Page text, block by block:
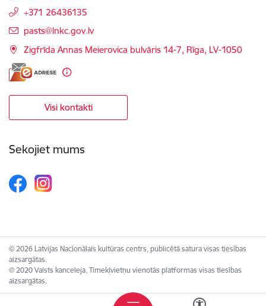
+371 26436135
E-pasts:
pasts@lnkc.gov.lv
Zigfrīda Annas Meierovica bulvāris 14-7, Rīga, LV-1050
Visi kontakti
Sekojiet mums
© 2026 Latvijas Nacionālais kultūras centrs, publicētā satura visas tiesības
aizsargātas.
© 2020 Valsts kanceleja, Tīmekļvietņu vienotās platformas visas tiesības
aizsargātas.